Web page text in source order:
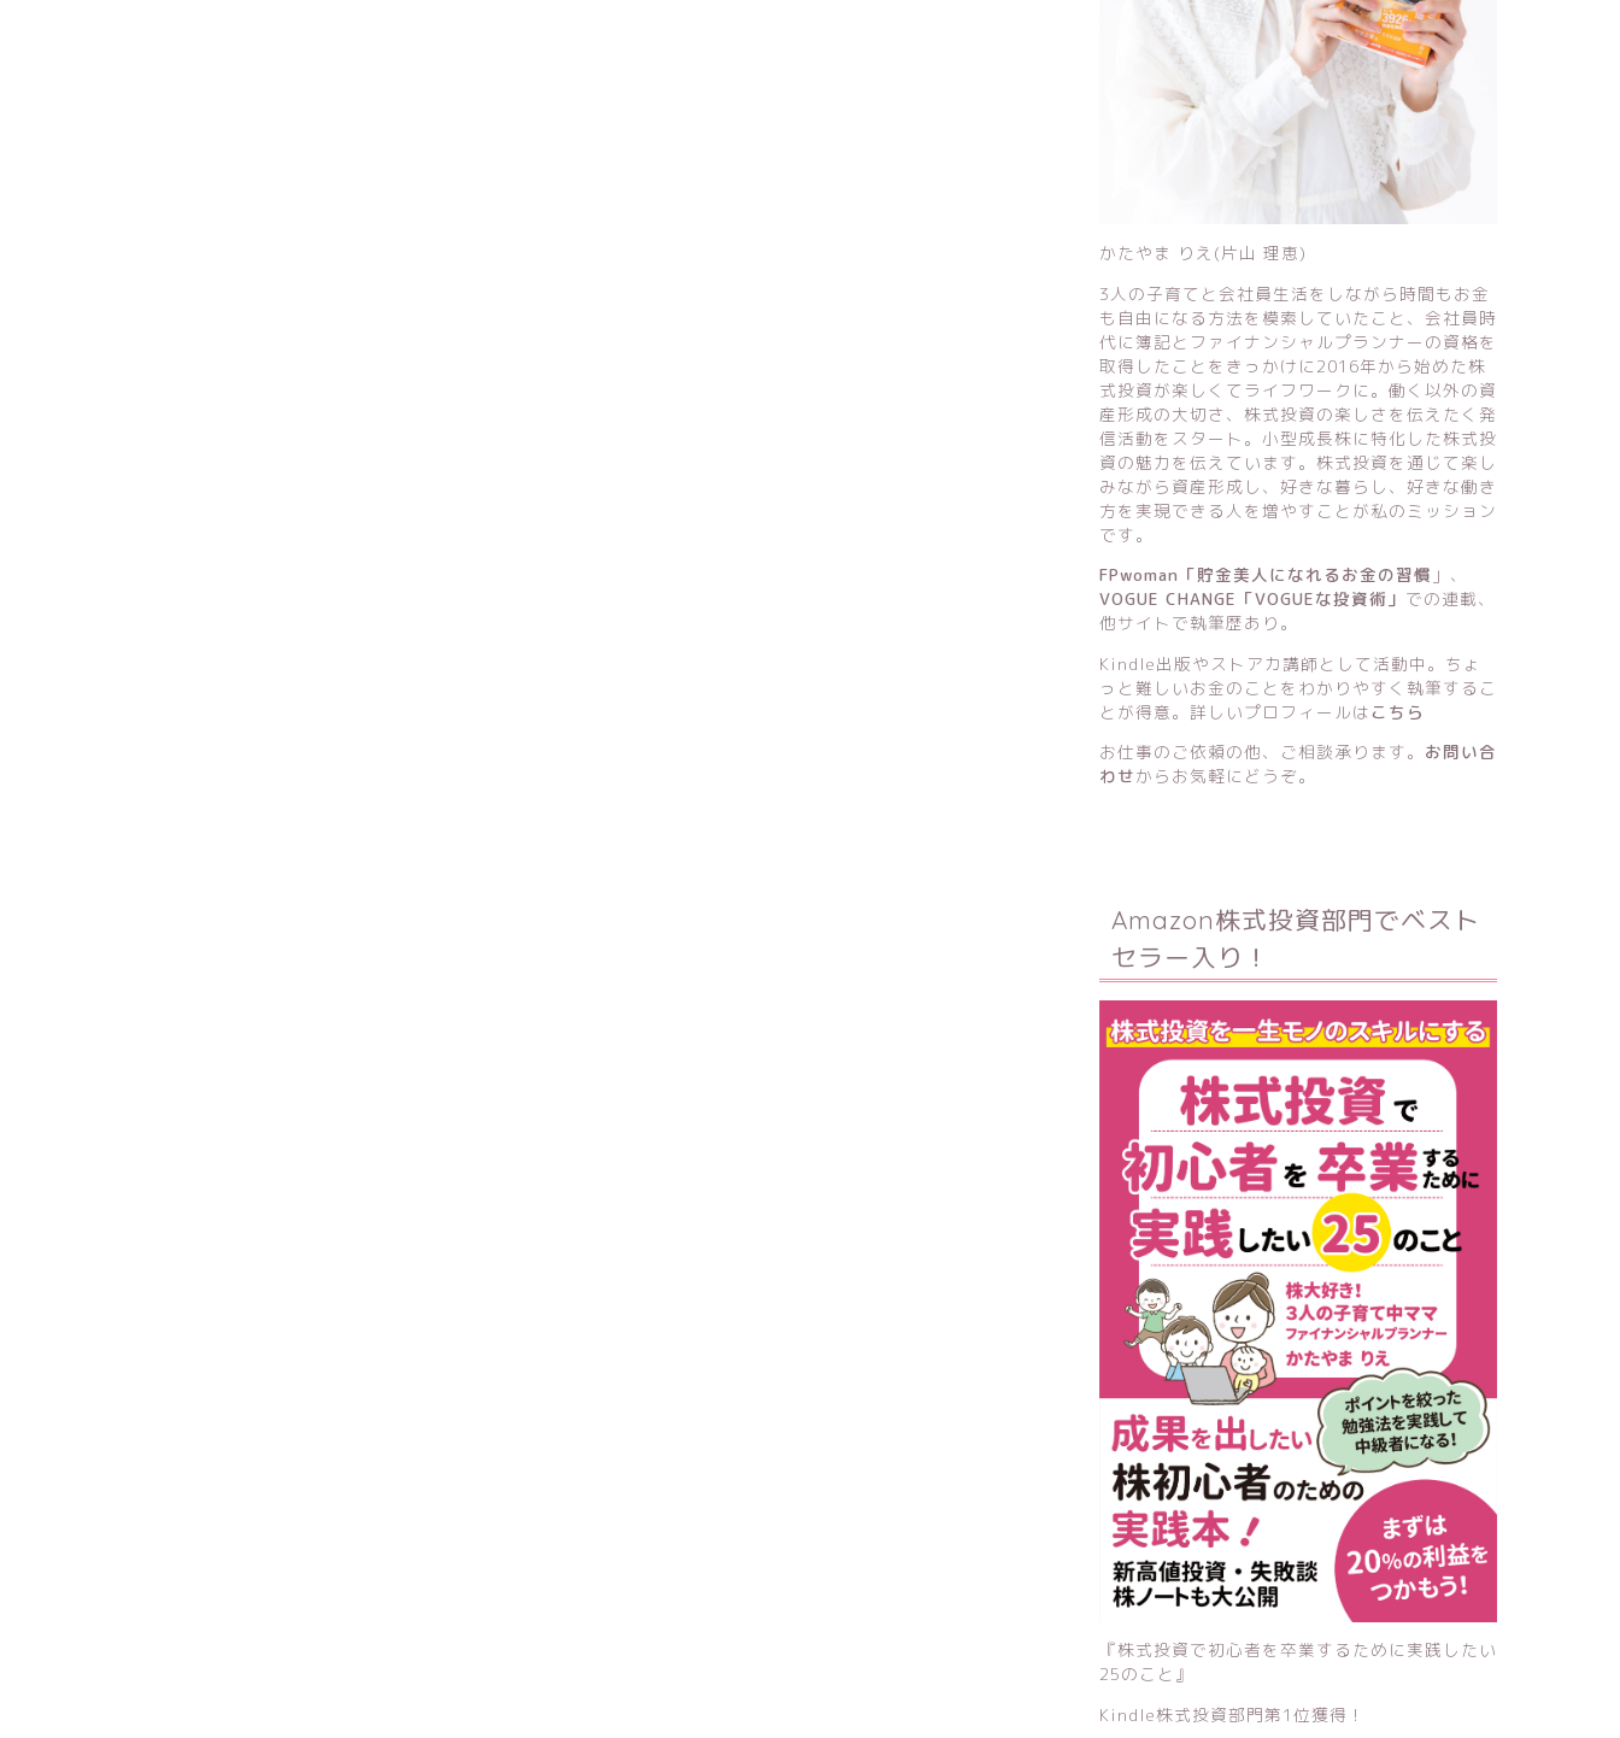
かたやま りえ(片山 理恵)
3人の子育てと会社員生活をしながら時間もお金
も自由になる方法を模索していたこと、会社員時
代に簿記とファイナンシャルプランナーの資格を
取得したことをきっかけに2016年から始めた株
式投資が楽しくてライフワークに。働く以外の資
産形成の大切さ、株式投資の楽しさを伝えたく発
信活動をスタート。小型成長株に特化した株式投
資の魅力を伝えています。株式投資を通じて楽し
みながら資産形成し、好きな暮らし、好きな働き
方を実現できる人を増やすことが私のミッション
です。
FPwoman「貯金美人になれるお金の習慣 」 、
VOGUE CHANGE「VOGUEな投資術」 での連載、
他サイトで執筆歴あり。
Kindle出版や ストアカ講師 として活動中。ちょ
っと難しいお金のことをわかりやすく執筆するこ
とが得意。詳しいプロフィールはこちら
お仕事のご依頼の他、ご相談承ります。 お問い合
わせからお気軽にどうぞ。
Amazon株式投資部門でベスト
セラー入り！
『株式投資で初心者を卒業するために実践したい
25のこと』
Kindle株式投資部門第1位獲得！